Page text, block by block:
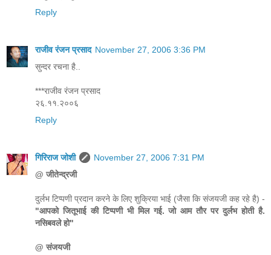
Reply
राजीव रंजन प्रसाद November 27, 2006 3:36 PM
सुन्दर रचना है..
***राजीव रंजन प्रसाद
२६.११.२००६
Reply
गिरिराज जोशी
November 27, 2006 7:31 PM
@ जीतेन्द्रजी
दुर्लभ टिप्पणी प्रदान करने के लिए शुक्रिया भाई (जैसा कि संजयजी कह रहे है) -
"आपको जितूभाई की टिप्पणी भी मिल गई. जो आम तौर पर दुर्लभ होती है.
नसिबवले हो"
@ संजयजी